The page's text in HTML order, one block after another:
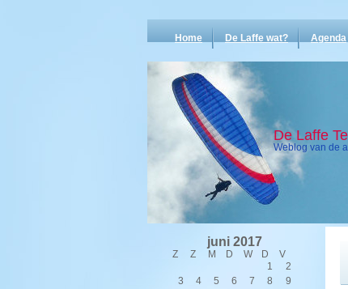
Home De Laffe wat? Agenda
De Laffe
Weblog van de
juni 2017
Z Z M D W D
V
1
2
3
4 5 6 7 8
9